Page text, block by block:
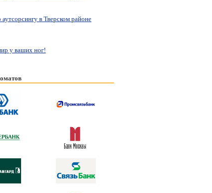
аутсорсингу в Тверском районе
у ваших ног!